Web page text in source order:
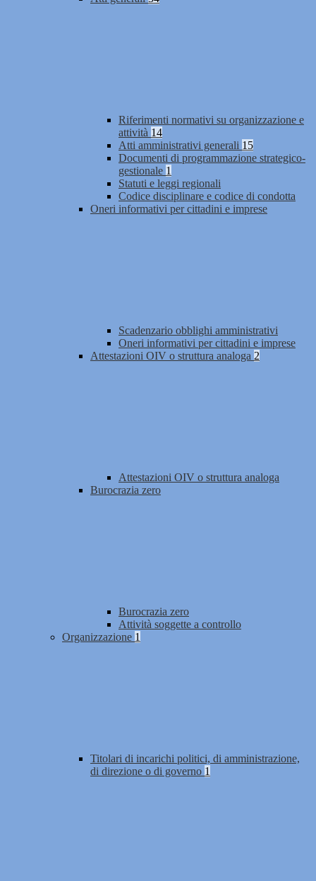
Riferimenti normativi su organizzazione e
attività 14
Atti amministrativi generali 15
Documenti di programmazione strategico-
gestionale 1
Statuti e leggi regionali
Codice disciplinare e codice di condotta
Oneri informativi per cittadini e imprese
Scadenzario obblighi amministrativi
Oneri informativi per cittadini e imprese
Attestazioni OIV o struttura analoga 2
Attestazioni OIV o struttura analoga
Burocrazia zero
Burocrazia zero
Attività soggette a controllo
Organizzazione 1
Titolari di incarichi politici, di amministrazione,
di direzione o di governo 1